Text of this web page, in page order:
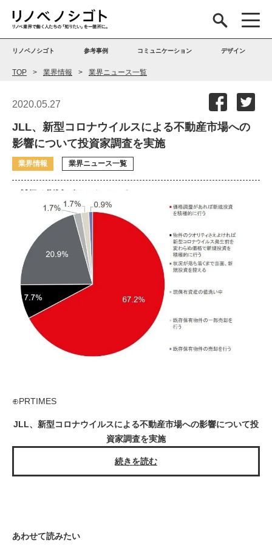
リノベノシゴト 参考事例 コミュニケーション デザイン
TOP 業界情報 業界ニュース一覧
2020.05.27
JLL、新型コロナウイルスによる不動産市場への
影響について投資家調査を実施
業界情報 業界ニュース一覧
⊕PRTIMES
JLL、新型コロナウイルスによる不動産市場への影響について投
資家調査を実施
続きを読む
あわせて読みたい